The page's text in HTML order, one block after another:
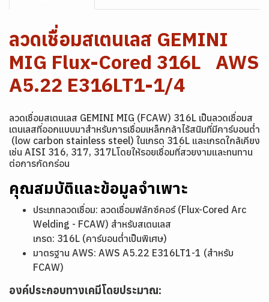
ลวดเชื่อมสเตนเลส GEMINI
MIG Flux-Cored 316L AWS
A5.22 E316LT1-1/4
ลวดเชื่อมสเตนเลส GEMINI MIG (FCAW) 316L เป็นลวดเชื่อมส
เตนเลสที่ออกแบบมาสำหรับการเชื่อมเหล็กกล้าไร้สนิมที่มีคาร์บอนต่ำ
(low carbon stainless steel) ในเกรด 316L และเกรดใกล้เคียง
เช่น AISI 316, 317, 317Lโดยให้รอยเชื่อมที่สวยงามและทนทาน
ต่อการกัดกร่อน
คุณสมบัติและข้อมูลจำเพาะ
ประเภทลวดเชื่อม: ลวดเชื่อมฟลักซ์คอร์ (Flux-Cored Arc
Welding - FCAW) สำหรับสเตนเลส
เกรด: 316L (คาร์บอนต่ำเป็นพิเศษ)
มาตรฐาน AWS: AWS A5.22 E316LT1-1 (สำหรับ
FCAW)
องค์ประกอบทางเคมีโดยประมาณ: